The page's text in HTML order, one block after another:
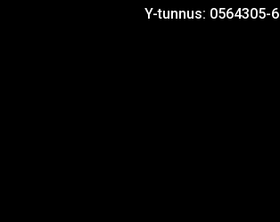
Y-tunnus: 0564305-6